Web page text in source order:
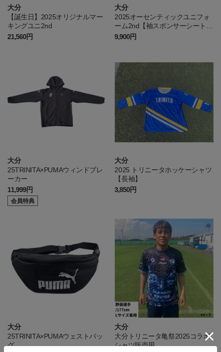
大分
【誕生日】2025オリジナルマー
キングユニ2nd
21,560円
大分
2025オーセンティックユニフォ
ーム2nd【袖スポンサーシート付
属】
9,900円
大分
25TRINITA×PUMAウィンドブレ
ーカー
11,999円
会員特典
大分
2025 トリニータホッケーシャツ
【長袖】
3,850円
大分
25TRINITA×PUMAウェストバッ
グ
大分
大分トリニータ亀祭2025コラボ
シャツ販売用